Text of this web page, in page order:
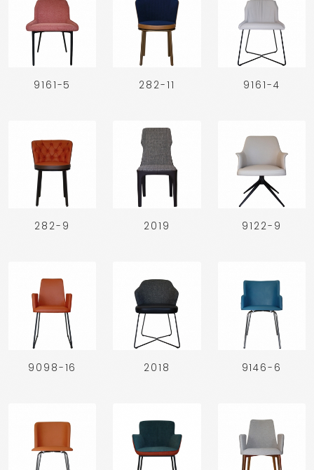
9161-5 282-11 9161-4
282-9 2019 9122-9
9098-16 2018 9146-6